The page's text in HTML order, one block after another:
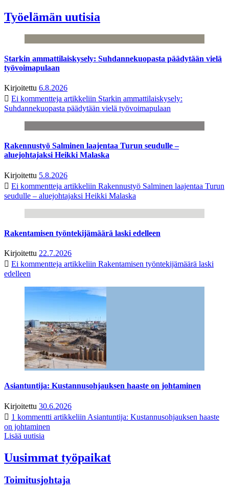
Työelämän uutisia
Starkin ammattilaiskysely: Suhdannekuopasta päädytään vielä
työvoimapulaan
Kirjoitettu 6.8.2026
Ei kommentteja artikkeliin Starkin ammattilaiskysely:
Suhdannekuopasta päädytään vielä työvoimapulaan
Rakennustyö Salminen laajentaa Turun seudulle –
aluejohtajaksi Heikki Malaska
Kirjoitettu 5.8.2026
Ei kommentteja artikkeliin Rakennustyö Salminen laajentaa Turun
seudulle – aluejohtajaksi Heikki Malaska
Rakentamisen työntekijämäärä laski edelleen
Kirjoitettu 22.7.2026
Ei kommentteja artikkeliin Rakentamisen työntekijämäärä laski
edelleen
Asiantuntija: Kustannusohjauksen haaste on johtaminen
Kirjoitettu 30.6.2026
1 kommentti artikkeliin Asiantuntija: Kustannusohjauksen haaste
on johtaminen
Lisää uutisia
Uusimmat työpaikat
Toimitusjohtaja